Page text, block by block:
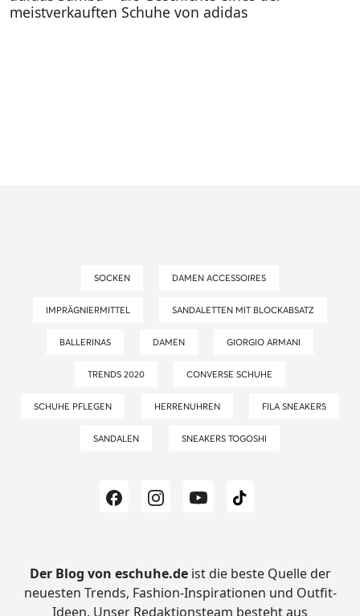
meistverkauften Schuhe von adidas
SOCKEN DAMEN ACCESSOIRES
IMPRÄGNIERMITTEL SANDALETTEN MIT BLOCKABSATZ
BALLERINAS DAMEN GIORGIO ARMANI
TRENDS 2020 CONVERSE SCHUHE
SCHUHE PFLEGEN HERRENUHREN FILA SNEAKERS
SANDALEN SNEAKERS TOGOSHI
Der Blog von eschuhe.deist die beste Quelle der
neuesten Trends, Fashion-Inspirationen und Outfit-
Ideen. Unser Redaktionsteam besteht aus